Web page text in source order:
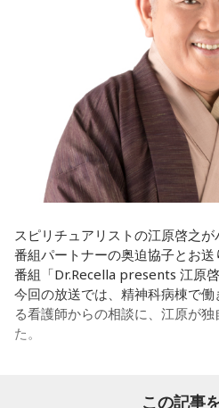
ほのか：はい。私は「自分自身
持ちで作品を作っていて、もし
ときって、自分自身を分かって
なと思って、そういう曲を作り
遠山：海ちゃんはどうですか？
海：アニメでは、マンガ大好き
るようなイベントに行って「自
て、そこから自分で描き始める
「あ、自分もバンドできるんだ
ワクワク感のようなものが、いろ
ちゃうみたいな、そういうバイ
ます。歌詞は自分と向き合って
ど、音像がかなり爽やかなので、
次回8月8日（土）の放送は、シ
遠山：僕は「惡の華」が好きで
演の）あのちゃんと鈴木福くん
たですけど、そういうドラマの
ほのか：私も今回初めて関わら
まで作ってきたライブでやる曲
は全然違って……ドラマの映像に
いうか。リーガルリリーでは、
いるんですけれど、ドラマの音
といけないので、逆に聴いてもら
から、音楽を通して真逆な作り
ゃ面白かったです。
スピリチュアリストの江原啓之が
番組パートナーの奥迫協子とお
番組「Dr.Recella presents 江原啓
今回の放送では、精神科病棟で
る看護師からの相談に、江原が
た。
この記事